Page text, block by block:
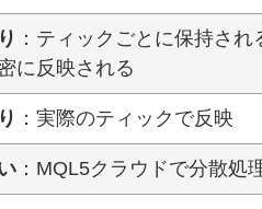
：ティックごとに保持され
に反映される
：実際のティックで反映
：MQL5クラウドで分散処